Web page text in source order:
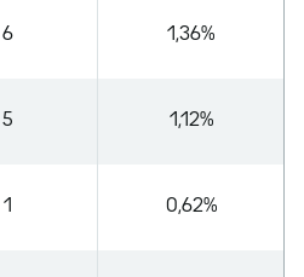
6 1,36%
5 1,12%
1 0,62%